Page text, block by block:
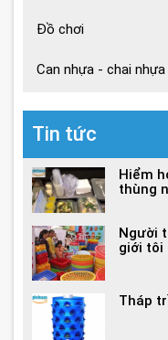
Đồ chơi
Can nhựa - chai nhựa
Tin tức
Hiểm
thùng
Người
giới tôi
Tháp